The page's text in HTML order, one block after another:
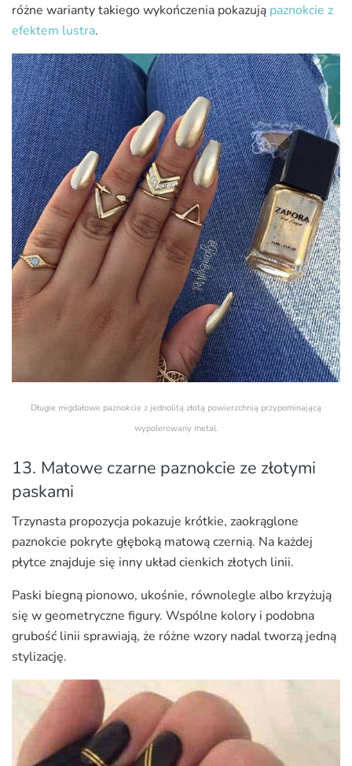
różne warianty takiego wykończenia pokazują paznokcie z
efektem lustra.
Długie migdałowe paznokcie z jednolitą złotą powierzchnią przypominającą
wypolerowany metal.
13. Matowe czarne paznokcie ze złotymi
paskami
Trzynasta propozycja pokazuje krótkie, zaokrąglone
paznokcie pokryte głęboką matową czernią. Na każdej
płytce znajduje się inny układ cienkich złotych linii.
Paski biegną pionowo, ukośnie, równolegle albo krzyżują
się w geometryczne figury. Wspólne kolory i podobna
grubość linii sprawiają, że różne wzory nadal tworzą jedną
stylizację.